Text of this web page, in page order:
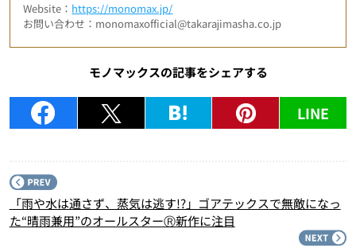
Website： https://monomax.jp/
お問い合わせ：monomaxofficial@takarajimasha.co.jp
モノマックスの記事をシェアする
LINE
「雨や水は通さず、蒸気は逃す!?」ゴアテックスで無敵になっ
た“晴雨兼用”のオールスターⓇ新作に注目